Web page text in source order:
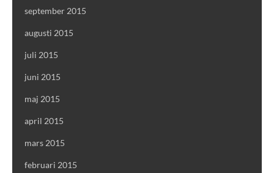
september 2015
augusti 2015
juli 2015
juni 2015
maj 2015
april 2015
mars 2015
februari 2015